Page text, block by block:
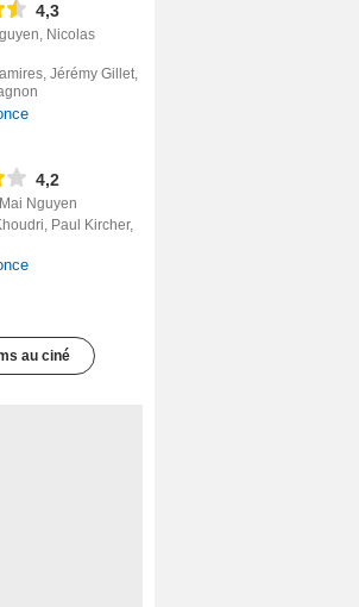
4,3
Nicolas
Jérémy Gillet,
4,2
Nguyen
Paul Kircher,
au ciné